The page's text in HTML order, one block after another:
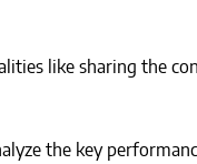
like sharing the
the key